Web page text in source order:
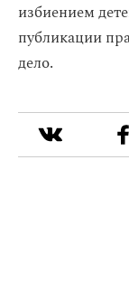
избиением
публикации
дело.